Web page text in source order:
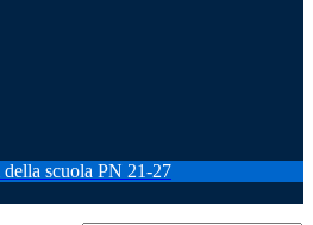
scuola PN 21-27